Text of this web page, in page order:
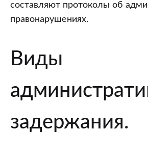
составляют протоколы об
правонарушениях.
Виды
задержания.